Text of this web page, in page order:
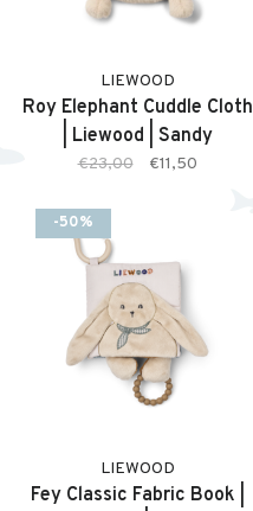
LIEWOOD
Roy Elephant Cuddle Cloth
| Liewood | Sandy
€23,00 €11,50
-50%
LIEWOOD
Fey Classic Fabric Book |